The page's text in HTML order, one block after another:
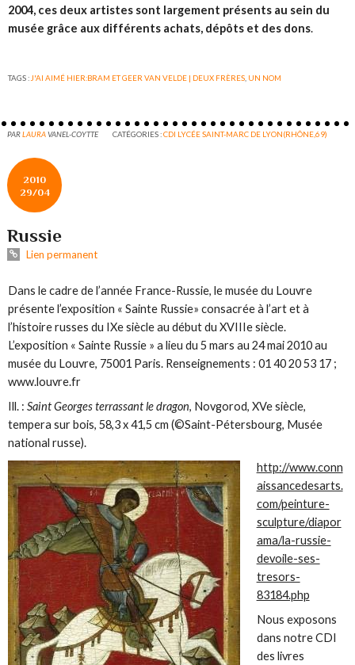
2004, ces deux artistes sont largement présents au sein du
musée grâce aux différents achats, dépôts et des dons.
TAGS : J'AI AIMÉ HIER:BRAM ET GEER VAN VELDE | DEUX FRÈRES UN NOM
PARLAURAVANEL-COYTTE CATÉGORIES :CDI LYCÉE SAINT-MARC DE LYON(RHÔNE,69)
2010
29/04
Russie
Lien permanent
Dans le cadre de l’année France-Russie, le musée du Louvre
présente l’exposition « Sainte Russie» consacrée à l’art et à
l’histoire russes du IXe siècle au début du XVIIIe siècle.
L’exposition « Sainte Russie » a lieu du 5 mars au 24 mai 2010 au
musée du Louvre, 75001 Paris. Renseignements : 01 40 20 53 17 ;
www.louvre.fr
Ill. :Saint Georges terrassant le dragon, Novgorod, XVe siècle,
tempera sur bois, 58,3 x 41,5 cm (©Saint-Pétersbourg, Musée
national russe).
http://www.conn
aissancedesarts.
com/peinture-
sculpture/diapor
ama/la-russie-
devoile-ses-
tresors-
83184.php
Nous exposons
dans notre CDI
des livres